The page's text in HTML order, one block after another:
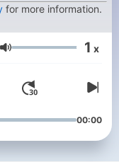
for more information.
Volume 1 x
00:00